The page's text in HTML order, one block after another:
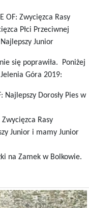
OF: Zwycięzca Rasy
Płci Przeciwnej
Junior
się poprawiła. Poniżej
Góra 2019:
Najlepszy Dorosły Pies w
Zwycięzca Rasy
Junior i mamy Junior
na Zamek w Bolkowie.